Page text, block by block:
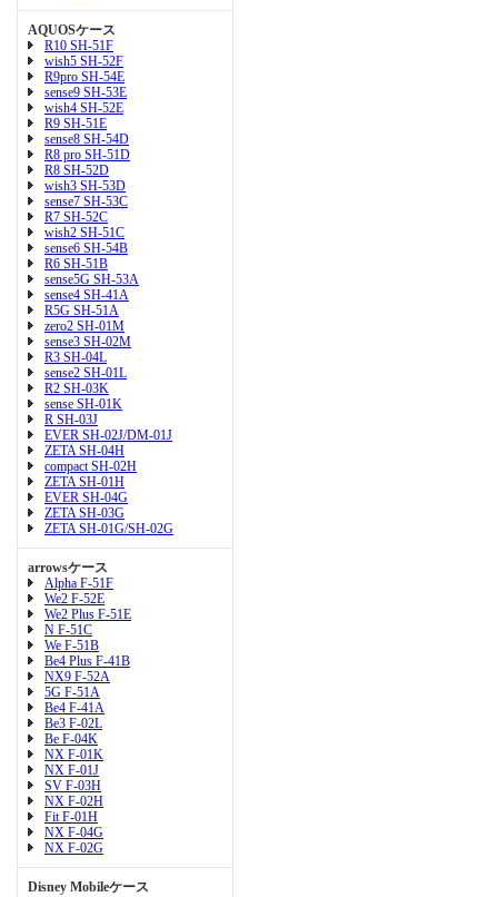
AQUOSケース
R10 SH-51F
wish5 SH-52F
R9pro SH-54E
sense9 SH-53E
wish4 SH-52E
R9 SH-51E
sense8 SH-54D
R8 pro SH-51D
R8 SH-52D
wish3 SH-53D
sense7 SH-53C
R7 SH-52C
wish2 SH-51C
sense6 SH-54B
R6 SH-51B
sense5G SH-53A
sense4 SH-41A
R5G SH-51A
zero2 SH-01M
sense3 SH-02M
R3 SH-04L
sense2 SH-01L
R2 SH-03K
sense SH-01K
R SH-03J
EVER SH-02J/DM-01J
ZETA SH-04H
compact SH-02H
ZETA SH-01H
EVER SH-04G
ZETA SH-03G
ZETA SH-01G/SH-02G
arrowsケース
Alpha F-51F
We2 F-52E
We2 Plus F-51E
N F-51C
We F-51B
Be4 Plus F-41B
NX9 F-52A
5G F-51A
Be4 F-41A
Be3 F-02L
Be F-04K
NX F-01K
NX F-01J
SV F-03H
NX F-02H
Fit F-01H
NX F-04G
NX F-02G
Disney Mobileケース